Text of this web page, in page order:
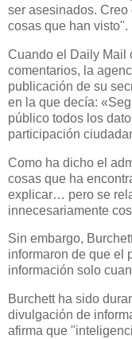
ser asesinados.
cosas que han visto".
Cuando el Daily Mail
comentarios, la
publicación de su
en la que decía:
público todos los
participación
Como ha dicho el
cosas que ha
explicar… pero se
innecesariamente
Sin embargo,
informaron de que el
información solo
Burchett ha sido
divulgación de
afirma que